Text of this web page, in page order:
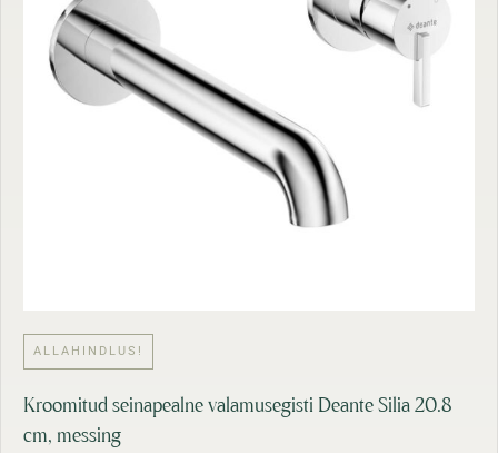
ALLAHINDLUS!
Kroomitud seinapealne valamusegisti Deante Silia 20.8
cm, messing